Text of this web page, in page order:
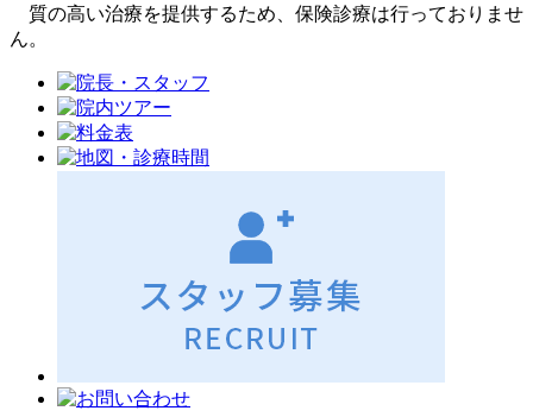
質の高い治療を提供するため、保険診療は行っておりませ
ん。